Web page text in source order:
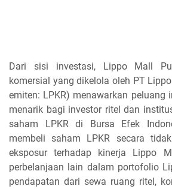
Dari sisi investasi, Lippo Mall
komersial yang dikelola oleh PT
emiten: LPKR) menawarkan peluang
menarik bagi investor ritel dan
saham LPKR di Bursa Efek
membeli saham LPKR secara
eksposur terhadap kinerja Lippo
perbelanjaan lain dalam portofolio
pendapatan dari sewa ruang ritel,